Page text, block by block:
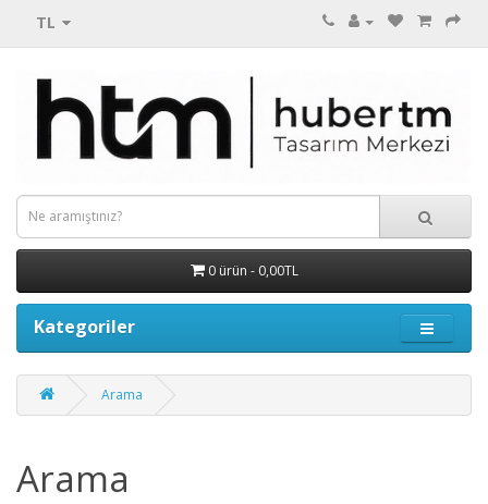
TL
0 ürün - 0,00TL
Kategoriler
Arama
Arama